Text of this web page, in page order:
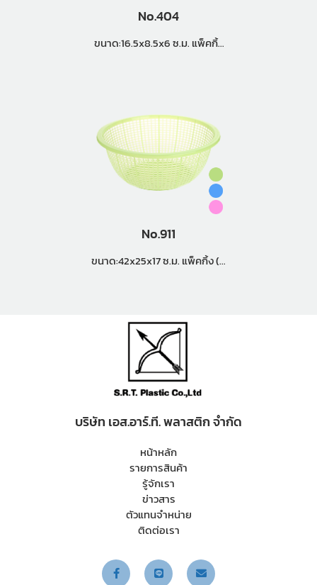
No.404
ขนาด:16.5x8.5x6 ซ.ม. แพ็คกิ้ง
No.911
ขนาด:42x25x17 ซ.ม. แพ็คกิ้ง (6
บริษัท เอส.อาร์.ที. พลาสติก จำกัด
หน้าหลัก
รายการสินค้า
รู้จักเรา
ข่าวสาร
ตัวแทนจำหน่าย
ติดต่อเรา